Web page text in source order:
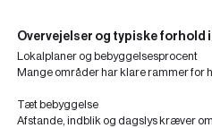
Overvejelser og typiske forhold
Lokalplaner og bebyggelsesprocent
Mange områder har klare rammer for
Tæt bebyggelse
Afstande, indblik og dagslys kræver